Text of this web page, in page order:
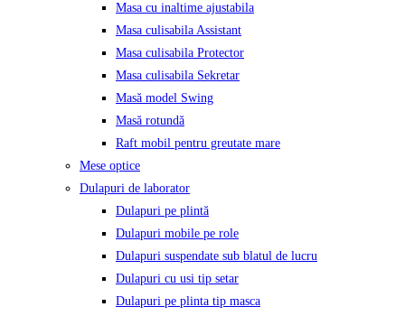
Masa cu inaltime ajustabila
Masa culisabila Assistant
Masa culisabila Protector
Masa culisabila Sekretar
Masă model Swing
Masă rotundă
Raft mobil pentru greutate mare
Mese optice
Dulapuri de laborator
Dulapuri pe plintă
Dulapuri mobile pe role
Dulapuri suspendate sub blatul de lucru
Dulapuri cu usi tip setar
Dulapuri pe plinta tip masca